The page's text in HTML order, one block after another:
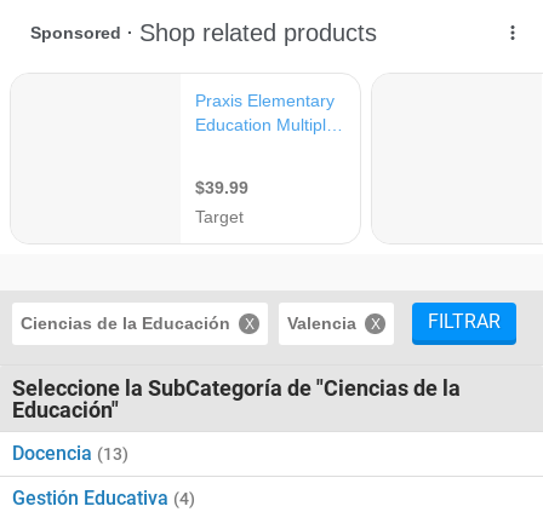
Ciencias de la Educación Valencia FILTRAR
Seleccione la SubCategoría de "Ciencias de la
Educación"
Docencia (13)
Gestión Educativa (4)